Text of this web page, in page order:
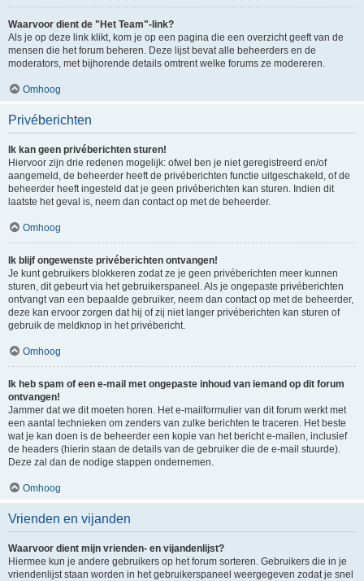
Waarvoor dient de "Het Team"-link?
Als je op deze link klikt, kom je op een pagina die een overzicht geeft van de
mensen die het forum beheren. Deze lijst bevat alle beheerders en de
moderators, met bijhorende details omtrent welke forums ze modereren.
Omhoog
Privéberichten
Ik kan geen privéberichten sturen!
Hiervoor zijn drie redenen mogelijk: ofwel ben je niet geregistreerd en/of
aangemeld, de beheerder heeft de privéberichten functie uitgeschakeld, of de
beheerder heeft ingesteld dat je geen privéberichten kan sturen. Indien dit
laatste het geval is, neem dan contact op met de beheerder.
Omhoog
Ik blijf ongewenste privéberichten ontvangen!
Je kunt gebruikers blokkeren zodat ze je geen privéberichten meer kunnen
sturen, dit gebeurt via het gebruikerspaneel. Als je ongepaste privéberichten
ontvangt van een bepaalde gebruiker, neem dan contact op met de beheerder,
deze kan ervoor zorgen dat hij of zij niet langer privéberichten kan sturen of
gebruik de meldknop in het privébericht.
Omhoog
Ik heb spam of een e-mail met ongepaste inhoud van iemand op dit forum
ontvangen!
Jammer dat we dit moeten horen. Het e-mailformulier van dit forum werkt met
een aantal technieken om zenders van zulke berichten te traceren. Het beste
wat je kan doen is de beheerder een kopie van het bericht e-mailen, inclusief
de headers (hierin staan de details van de gebruiker die de e-mail stuurde).
Deze zal dan de nodige stappen ondernemen.
Omhoog
Vrienden en vijanden
Waarvoor dient mijn vrienden- en vijandenlijst?
Hiermee kun je andere gebruikers op het forum sorteren. Gebruikers die in je
vriendenlijst staan worden in het gebruikerspaneel weergegeven zodat je snel